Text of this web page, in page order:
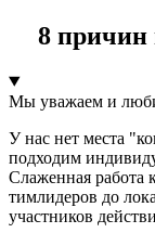
8 причин
Мы уважаем и
У нас нет места
подходим
Слаженная работа
тимлидеров до
участников